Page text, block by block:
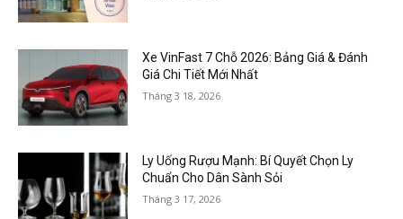
Xe VinFast 7 Chỗ 2026: Bảng Giá & Đánh
Giá Chi Tiết Mới Nhất
Tháng 3 18, 2026
Ly Uống Rượu Mạnh: Bí Quyết Chọn Ly
Chuẩn Cho Dân Sành Sỏi
Tháng 3 17, 2026